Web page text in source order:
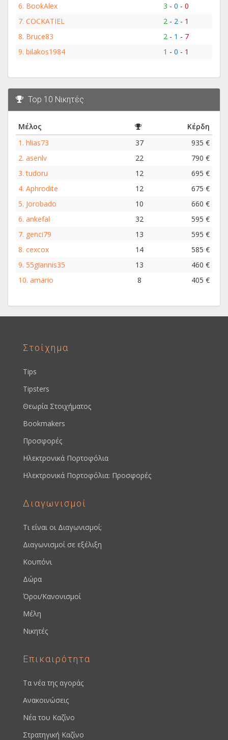
6. BookAlex 3 - 0 - 0
7. COCKATIEL 2 - 2 - 1
8. Bruce83 2 - 1 - 7
9. bilakos1984 1 - 0 - 1
Top 10 Νικητές
Μέλος
Κέρδη
1. hlias73 37
935 €
2. asenlv 22
790 €
3.tudoru 12
695 €
4. Aphrodite 12
675 €
5. Jorobado 10
660 €
6. ankefal 32
595 €
7. genci79 13
595 €
8. cexcox 14
585 €
9. 55giannis35 13
460 €
10. amario 8 405 €
Στοίχημα
Tips
Tipsters
Θεωρία Στοιχήματος
Bookmakers
Προσφορές
Ηλεκτρονικά Πορτοφόλια
Ηλεκτρονικά Πορτοφόλια: Προσφορές
Διαγωνισμοί
Τι είναι οι Διαγωνισμοί;
Διαγωνισμοί σε εξέλιξη
Κουπόνι
Δώρα
Όροι/Κανονισμοί
Μέλη
Νικητές
Επικαιρότητα
Τα νέα της αγοράς
Ανακοινώσεις
Νέα του Καζίνο
Στρατηγική Καζίνο